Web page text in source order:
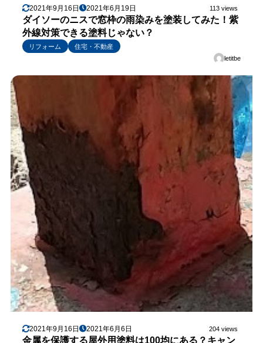
2021年9月16日 2021年6月19日 113 views
ダイソーのニスで窓枠の雨染みを塗装してみた！紫
外線対策できる塗料じゃない？
リフォーム
住宅・不動産
letitbe
2021年9月16日 2021年6月6日 204 views
金属を保護する屋外用塗料は100均にある？キャン